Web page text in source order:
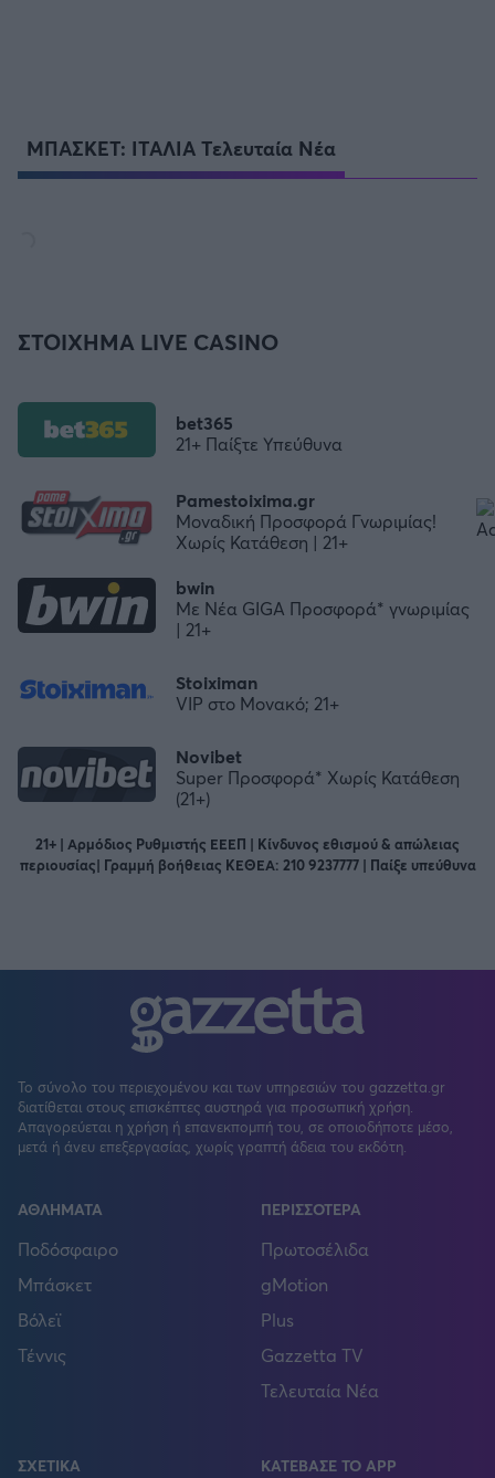
ΜΠΑΣΚΕΤ: ΙΤΑΛΙΑ Τελευταία Νέα
ΣΤΟΙΧΗΜΑ LIVE CASINO
bwin
Με Νέα GIGA Προσφορά* γνωριμίας
| 21+
Stoiximan
VIP στο Μονακό; 21+
Novibet
Super Προσφορά* Χωρίς Κατάθεση
(21+)
Pamestoixima.gr
Μοναδική Προσφορά Γνωριμίας!
Χωρίς Κατάθεση | 21+
bet365
21+ Παίξτε Υπεύθυνα
21+ | Αρμόδιος Ρυθμιστής ΕΕΕΠ | Κίνδυνος εθισμού & απώλειας
περιουσίας| Γραμμή βοήθειας ΚΕΘΕΑ: 210 9237777 | Παίξε υπεύθυνα
Το σύνολο του περιεχομένου και των υπηρεσιών του gazzetta.gr
διατίθεται στους επισκέπτες αυστηρά για προσωπική χρήση.
Απαγορεύεται η χρήση ή επανεκπομπή του, σε οποιοδήποτε μέσο,
μετά ή άνευ επεξεργασίας, χωρίς γραπτή άδεια του εκδότη.
ΑΘΛΗΜΑΤΑ
Ποδόσφαιρο
Μπάσκετ
Βόλεϊ
Τέννις
ΠΕΡΙΣΣΟΤΕΡΑ
Πρωτοσέλιδα
gMotion
Plus
Gazzetta TV
Τελευταία Νέα
ΣΧΕΤΙΚΑ ΚΑΤΕΒΑΣΕ ΤΟ APP